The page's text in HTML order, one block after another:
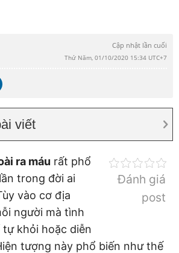
Cập nhật lần cuối
Thứ Năm, 01/10/2020 15:34 UTC+7
viết
Đánh giá
post
ra máu rất phổ
trong đời ai
vào cơ địa
người mà tình
khỏi hoặc diễn
tượng này phổ biến như thế